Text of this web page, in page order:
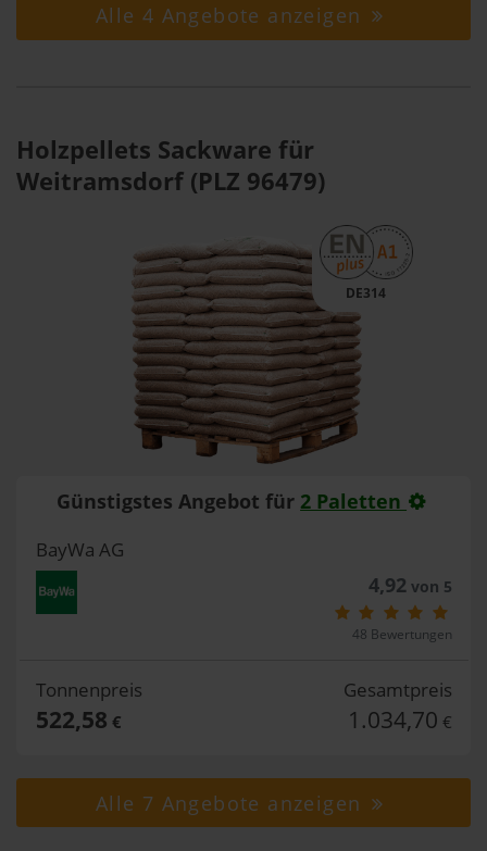
Alle 4 Angebote anzeigen
Holzpellets Sackware für
Weitramsdorf (PLZ 96479)
DE314
Günstigstes Angebot für 2 Paletten
BayWa AG
4,92von 5
48 Bewertungen
Tonnenpreis
522,58 €
Gesamtpreis
1.034,70 €
Alle 7 Angebote anzeigen